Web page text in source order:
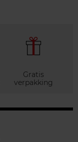
Gratis
verpakking